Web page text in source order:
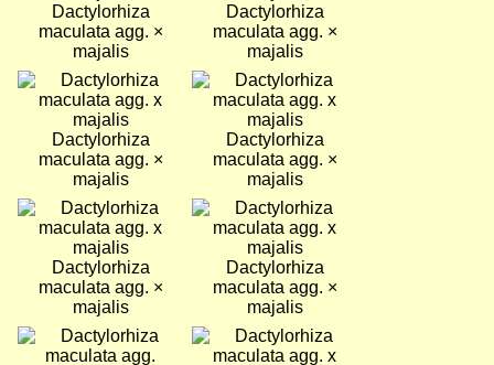
Dactylorhiza
maculata agg. ×
majalis
Dactylorhiza
maculata agg. ×
majalis
Bild
Dactylorhiza
maculata agg. ×
majalis
Bild
Dactylorhiza
maculata agg. ×
majalis
Bild
Dactylorhiza
maculata agg. ×
majalis
Bild
Dactylorhiza
maculata agg. ×
majalis
Bild
Bild